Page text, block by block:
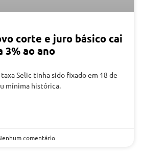
corte e juro básico cai
3% ao ano
Selic tinha sido fixado em 18 de
mínima histórica.
comentário